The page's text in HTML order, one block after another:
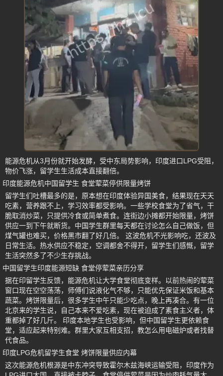
能源危机从3月份就开始发酵，受中东局势影响，印度进口LPG受阻，
物价飞涨，留学生生活成本直接翻倍。
印度能源危机中国留学生 食堂荤菜停供限量烤饼
留学生们吐槽最多的是，原本想在印度体验异国美食，结果现在天天
吃素，营养跟不上，学习效率都受影响。一些学校食堂为了省气，干
脆取消炒菜，只提供冷食或简单煮食。连街边小摊都开始限量，烤饼
供应一到下午就断货。中国学生群里每天都在讨论怎么自己做饭，但
煤气罐也难买，价格黑市翻了好几倍。 这波危机不光影响吃，还波及
日常生活。热水供应不稳定，空调都舍不得开，留学生们感慨，留学
生活突然多了不少生存挑战。
中国留学生印度能源短缺 食堂停荤菜亲历分享
据在印留学生反馈，能源危机让大学食堂彻底变样。以前热闹的荤菜
窗口现在空空荡荡，师傅们说液化气不够，只能优先保证米饭和基本
蔬菜。烤饼限量后，很多学生中午只能少吃点，晚上再凑合。有一位
北京来的学生说，自己本来不爱吃素，现在被迫成了素食主义者，体
重都掉了好几斤。 印度本地学生也受影响，但中国留学生更依赖食
堂，适应起来特别难。群里大家互相支招，教怎么用电磁炉或者找替
代食品。
印度LPG危机留学生食堂 烤饼限量供应内幕
这次能源危机根源是中东冲突导致霍尔木兹海峡运输受阻，印度作为